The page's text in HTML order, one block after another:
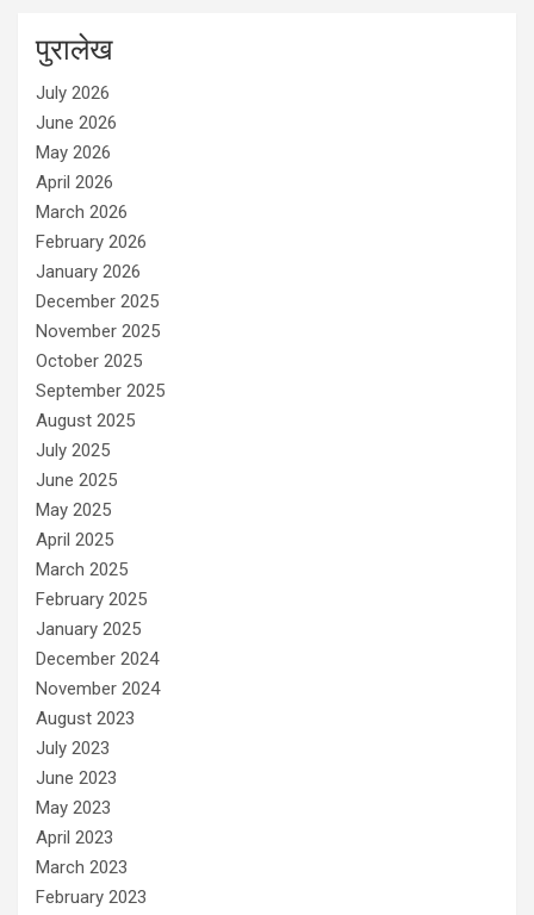
पुरालेख
July 2026
June 2026
May 2026
April 2026
March 2026
February 2026
January 2026
December 2025
November 2025
October 2025
September 2025
August 2025
July 2025
June 2025
May 2025
April 2025
March 2025
February 2025
January 2025
December 2024
November 2024
August 2023
July 2023
June 2023
May 2023
April 2023
March 2023
February 2023